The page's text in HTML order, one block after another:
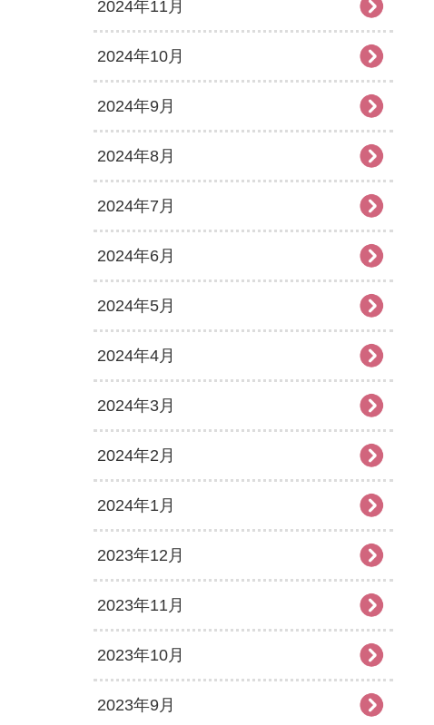
2024年11月
2024年10月
2024年9月
2024年8月
2024年7月
2024年6月
2024年5月
2024年4月
2024年3月
2024年2月
2024年1月
2023年12月
2023年11月
2023年10月
2023年9月